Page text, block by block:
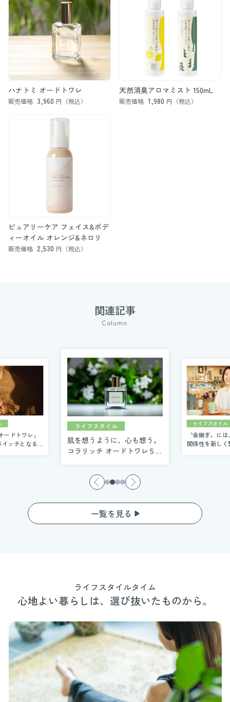
ハナトミ オードトワレ
販売価格 3,960 円（税込）
天然消臭アロマミスト 150mL
販売価格 1,980 円（税込）
ピュアリーケア フェイス&ボデ
ィーオイル オレンジ&ネロリ
販売価格 2,530 円（税込）
関連記事
Column
ドトワレ」
ッチとなる私
ライフスタイル
肌を想うように、心も想う。
コラリッチ オードトワレ５つ
ライフスタイル
〝金継ぎ〟に
関係性を新し
一覧を見る
ライフスタイルタイム
心地よい暮らしは、選び抜いたものから。